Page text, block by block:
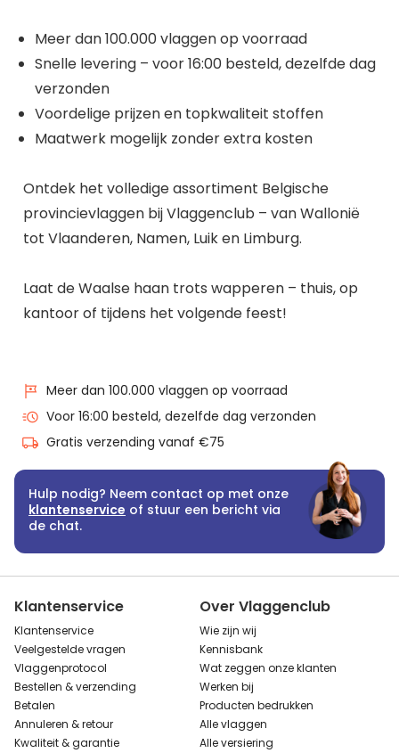
Meer dan 100.000 vlaggen op voorraad
Snelle levering – voor 16:00 besteld, dezelfde dag
verzonden
Voordelige prijzen en topkwaliteit stoffen
Maatwerk mogelijk zonder extra kosten
Ontdek het volledige assortiment Belgische
provincievlaggen bij Vlaggenclub – van Wallonië
tot Vlaanderen, Namen, Luik en Limburg.
Laat de Waalse haan trots wapperen – thuis, op
kantoor of tijdens het volgende feest!
Meer dan 100.000 vlaggen op voorraad
Voor 16:00 besteld, dezelfde dag verzonden
Gratis verzending vanaf €75
Hulp nodig? Neem contact op met onze
klantenservice of stuur een bericht via
de chat.
Klantenservice
Klantenservice
Veelgestelde vragen
Vlaggenprotocol
Bestellen & verzending
Betalen
Annuleren & retour
Kwaliteit & garantie
Over Vlaggenclub
Wie zijn wij
Kennisbank
Wat zeggen onze klanten
Werken bij
Producten bedrukken
Alle vlaggen
Alle versiering